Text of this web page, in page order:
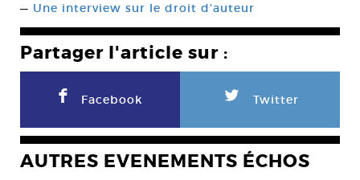
— Une interview sur le droit d’auteur
Partager l'article sur :
F Facebook L Twitter
AUTRES EVENEMENTS ÉCHOS